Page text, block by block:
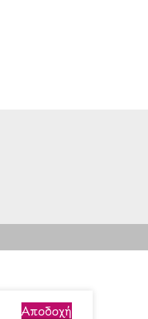
Αποδοχή